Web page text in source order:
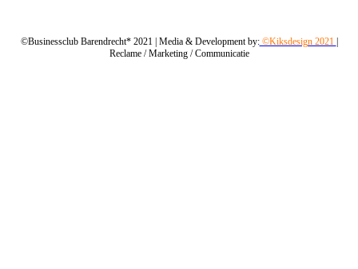
©Businessclub Barendrecht* 2021 | Media & Development by:©Kiksdesign 2021
Reclame / Marketing / Communicatie